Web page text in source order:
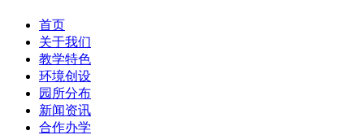
首页
关于我们
教学特色
环境创设
园所分布
新闻资讯
合作办学